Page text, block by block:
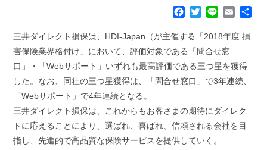
c
e
o
o
T
i
t
e
n
e
E
a
三井ダイレクト損保は、HDI-Japan（が主催する「2018年度 損
害保険業界格付け」において、評価対象である「問合せ窓
口」・「Webサポート」いずれも最高評価である三つ星を獲得
した。なお、同社の三つ星獲得は、「問合せ窓口」で3年連続、
「Webサポート」で4年連続となる。
三井ダイレクト損保は、これからもお客さまの期待にダイレク
トに応えることにより、選ばれ、喜ばれ、信頼される会社を目
指し、先進的で高品質な保険サービスを提供していく。